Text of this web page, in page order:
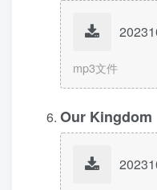
mp3文件
Our Kingdom